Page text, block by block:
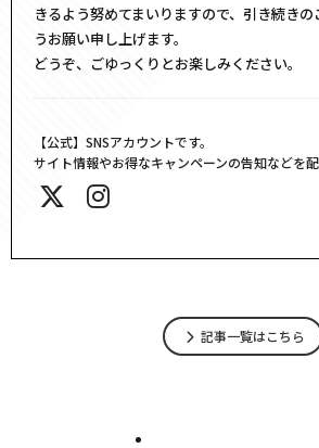
きるよう努めてまいりますので、引き続き
うお願い申し上げます。
どうぞ、ごゆっくりとお楽しみください。
【公式】SNSアカウントです。
サイト情報やお得なキャンペーンの告知などを配
記事一覧はこちら